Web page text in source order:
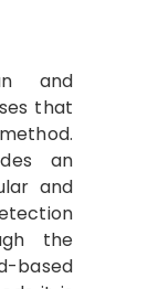
and
that
an
and
the
based